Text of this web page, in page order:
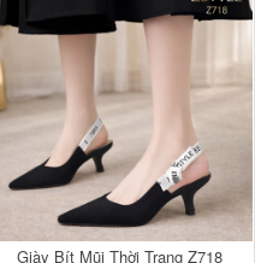
Giày Bít Mũi Thời Trang Z718